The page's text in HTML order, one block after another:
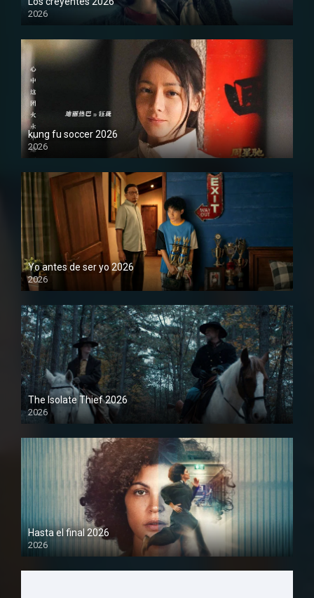
2026
1080P
kung fu soccer 2026
2026
1080P
Yo antes de ser yo 2026
2026
1080P
The Isolate Thief 2026
2026
1080P
Hasta el final 2026
2026
1080P